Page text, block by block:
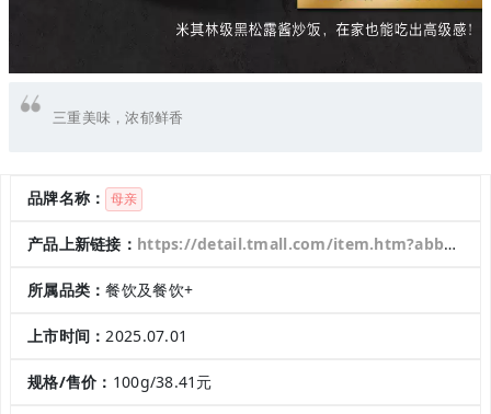
三重美味，浓郁鲜香
品牌名称： 母亲
产品上新链接： https://detail.tmall.com/item.htm?abbucket=17&detail_redpacket_pop=true&id=946826073811&ltk2=1751382362652f9ps0vs7z598zz8b473o5g&ns=1&priceTId=214782bc17513823531742084e1880&query=%E6%AF%8D%E4%BA%B2%E9%BB%91%E6%9D%BE%E9%9C%B2XO%E7%89%9B%E8%82%89%E9%85%B1&skuId=6020663027783&spm=a21n57.1.hoverItem.1&utparam=%7B%22aplus_abtest%22%3A%22635525bc708cd88f9d493bc8bdc2de06%22%7D&xxc=taobaoSearch
所属品类：餐饮及餐饮+
上市时间：2025.07.01
规格/售价： 100g/38.41元